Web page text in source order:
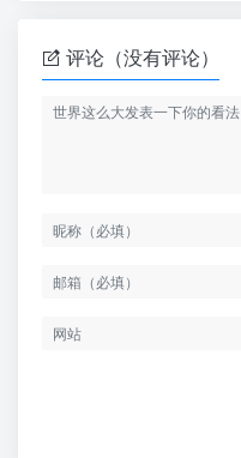
评论（没有评论）